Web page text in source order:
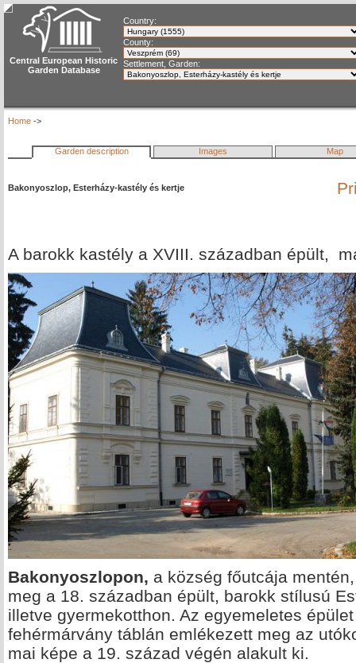
Central European Historic
Garden Database
Country:
County:
Settlement, Garden:
Home ->
Garden description Images Map
Bakonyoszlop, Esterházy-kastély és kertje
A barokk kastély a XVIII. században épült,
Bakonyoszlopon, a község főutcája
meg a 18. században épült, barokk stílusú
illetve gyermekotthon. Az egyemeletes
fehérmárvány táblán emlékezett meg az
mai képe a 19. század végén alakult ki.